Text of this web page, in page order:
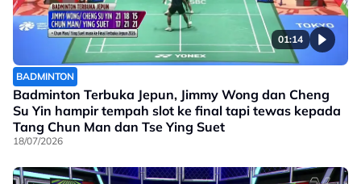
01:14
BADMINTON
Badminton Terbuka Jepun, Jimmy Wong dan Cheng
Su Yin hampir tempah slot ke final tapi tewas kepada
Tang Chun Man dan Tse Ying Suet
18/07/2026